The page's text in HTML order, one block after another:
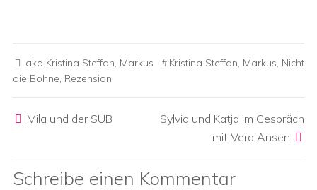
aka Kristina Steffan, Markus Kristina Steffan, Markus, Nicht
die Bohne, Rezension
Mila und der SUB
Sylvia und Katja im Gespräch
mit Vera Ansen
Schreibe einen Kommentar